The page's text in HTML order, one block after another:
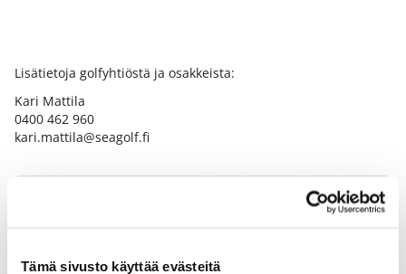
Tämä sivusto käyttää evästeitä
Lisätietoja golfyhtiöstä ja osakkeista:
Kari Mattila
0400 462 960
kari.mattila@seagolf.fi